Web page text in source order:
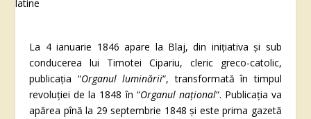
La 4 ianuarie 1846 apare la Blaj, din iniţiativa şi sub
conducerea lui Timotei Cipariu, cleric greco-catolic,
publicaţia “Organul luminării“, transformată în timpul
revoluţiei de la 1848 în “Organul naţional“. Publicaţia va
apărea pînă la 29 septembrie 1848 şi este prima gazetă